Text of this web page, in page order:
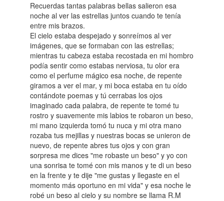
Recuerdas tantas palabras bellas salieron esa
noche al ver las estrellas juntos cuando te tenía
entre mis brazos.
El cielo estaba despejado y sonreímos al ver
imágenes, que se formaban con las estrellas;
mientras tu cabeza estaba recostada en mi hombro
podía sentir como estabas nerviosa, tu olor era
como el perfume mágico esa noche, de repente
giramos a ver el mar, y mi boca estaba en tu oído
contándote poemas y tú cerrabas los ojos
imaginado cada palabra, de repente te tomé tu
rostro y suavemente mis labios te robaron un beso,
mi mano izquierda tomó tu nuca y mi otra mano
rozaba tus mejillas y nuestras bocas se unieron de
nuevo, de repente abres tus ojos y con gran
sorpresa me dices "me robaste un beso" y yo con
una sonrisa te tomé con mis manos y te di un beso
en la frente y te dije "me gustas y llegaste en el
momento más oportuno en mi vida" y esa noche le
robé un beso al cielo y su nombre se llama R.M